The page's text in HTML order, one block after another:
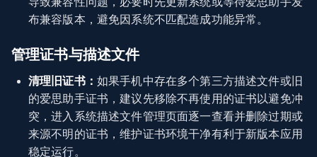
布兼容版本，避免因系统不匹配造成功能异常。
管理证书与描述文件
清理旧证书： 如果手机中存在多个第三方描述文件或旧
的爱思助手证书，建议先移除不再使用的证书以避免冲
突，进入系统描述文件管理页面逐一查看并删除过期或
来源不明的证书，维护证书环境干净有利于新版本应用
稳定运行。